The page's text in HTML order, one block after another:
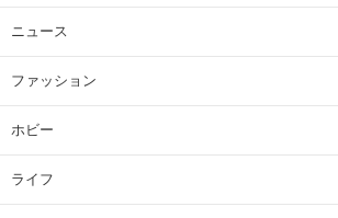
ニュース
ファッション
ホビー
ライフ